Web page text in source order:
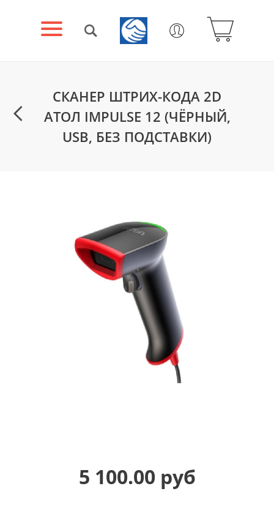
СКАНЕР ШТРИХ-КОДА 2D
АТОЛ IMPULSE 12 (ЧЁРНЫЙ,
USB, БЕЗ ПОДСТАВКИ)
5 100.00 руб